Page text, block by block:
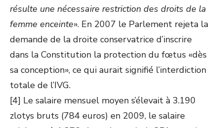
résulte une nécessaire restriction des droits de la
femme enceinte». En 2007 le Parlement rejeta la
demande de la droite conservatrice d’inscrire
dans la Constitution la protection du fœtus «dès
sa conception», ce qui aurait signifié l’interdiction
totale de l’IVG.
[4] Le salaire mensuel moyen s’élevait à 3.190
zlotys bruts (784 euros) en 2009, le salaire